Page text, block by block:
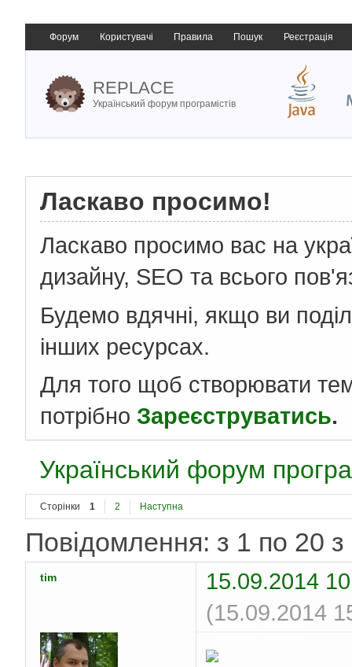
Форум Користувачі Правила Пошук Реєстрація
REPLACE
Український форум програмістів
Ласкаво просимо!
Ласкаво просимо вас на
дизайну, SEO та всього
Будемо вдячні, якщо ви
інших ресурсах.
Для того щоб створювати
потрібно Зареєструватись.
Український форум
Сторінки 1 2 Наступна
Повідомлення: з 1 по 20 з
tim
15.09.2014
(15.09.2014